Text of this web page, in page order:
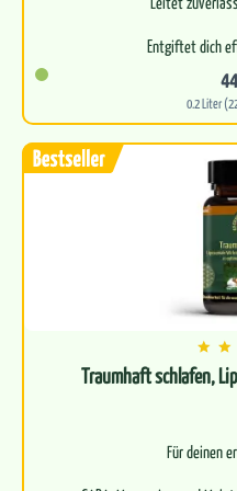
Entgiftet dich
Kurbelt deinen
0.2 Liter
Traumhaft schlafen,
Für deinen